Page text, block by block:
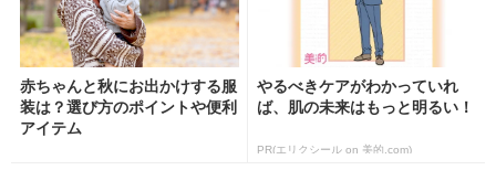
赤ちゃんと秋にお出かけする服
装は？選び方のポイントや便利
アイテム
やるべきケアがわかっていれ
ば、肌の未来はもっと明るい！
PR(エリクシール on 美的.com)